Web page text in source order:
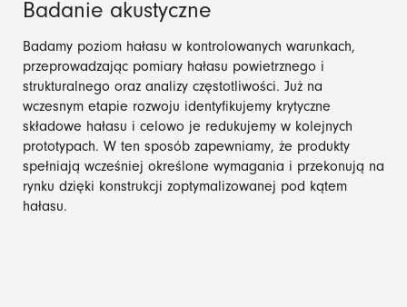
Badanie akustyczne
Badamy poziom hałasu w kontrolowanych warunkach,
przeprowadzając pomiary hałasu powietrznego i
strukturalnego oraz analizy częstotliwości. Już na
wczesnym etapie rozwoju identyfikujemy krytyczne
składowe hałasu i celowo je redukujemy w kolejnych
prototypach. W ten sposób zapewniamy, że produkty
spełniają wcześniej określone wymagania i przekonują na
rynku dzięki konstrukcji zoptymalizowanej pod kątem
hałasu.